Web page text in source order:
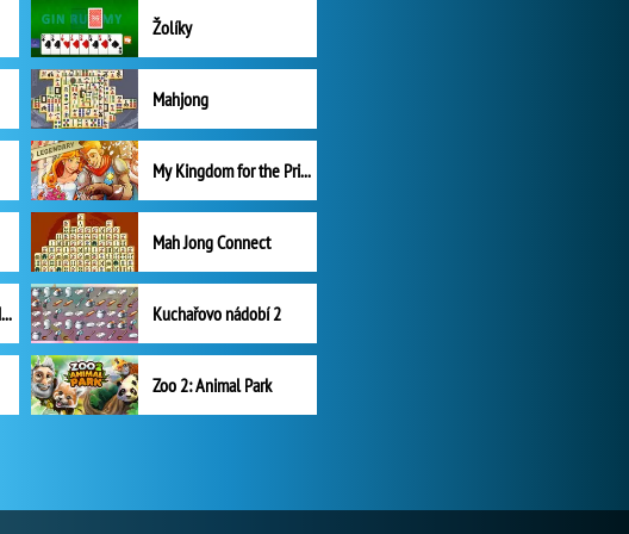
Žolíky
Mahjong
My Kingdom for the Princess Plná verze
Mah Jong Connect
Heroes of Might and Magic II Kuchařovo nádobí 2
Zoo 2: Animal Park